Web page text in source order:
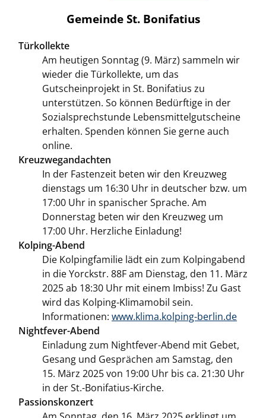
Gemeinde St. Bonifatius
Türkollekte
Am heutigen Sonntag (9. März) sammeln wir
wieder die Türkollekte, um das
Gutscheinprojekt in St. Bonifatius zu
unterstützen. So können Bedürftige in der
Sozialsprechstunde Lebensmittelgutscheine
erhalten. Spenden können Sie gerne auch
online.
Kreuzwegandachten
In der Fastenzeit beten wir den Kreuzweg
dienstags um 16:30 Uhr in deutscher bzw. um
17:00 Uhr in spanischer Sprache. Am
Donnerstag beten wir den Kreuzweg um
17:00 Uhr. Herzliche Einladung!
Kolping-Abend
Die Kolpingfamilie lädt ein zum Kolpingabend
in die Yorckstr. 88F am Dienstag, den 11. März
2025 ab 18:30 Uhr mit einem Imbiss! Zu Gast
wird das Kolping-Klimamobil sein.
Informationen: www.klima.kolping-berlin.de
Nightfever-Abend
Einladung zum Nightfever-Abend mit Gebet,
Gesang und Gesprächen am Samstag, den
15. März 2025 von 19:00 Uhr bis ca. 21:30 Uhr
in der St.-Bonifatius-Kirche.
Passionskonzert